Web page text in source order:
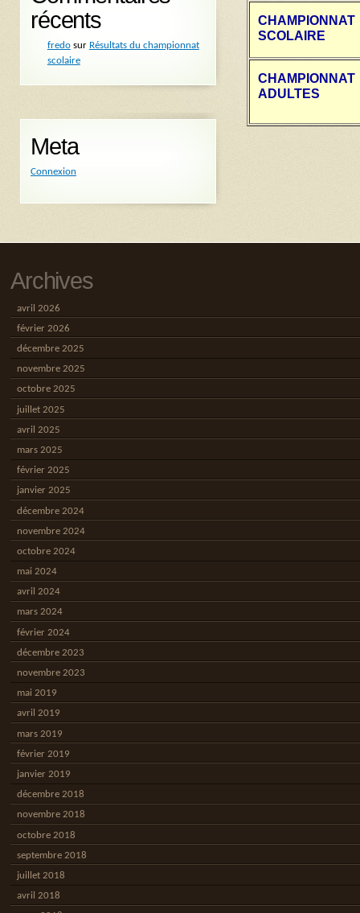
CHAMPIONNAT
SCOLAIRE
CHAMPIONNAT
ADULTES
récents
fredosur Résultats du championnat
scolaire
Meta
Connexion
Archives
avril 2026
février 2026
décembre 2025
novembre 2025
octobre 2025
juillet 2025
avril 2025
mars 2025
février 2025
janvier 2025
décembre 2024
novembre 2024
octobre 2024
mai 2024
avril 2024
mars 2024
février 2024
décembre 2023
novembre 2023
mai 2019
avril 2019
mars 2019
février 2019
janvier 2019
décembre 2018
novembre 2018
octobre 2018
septembre 2018
juillet 2018
avril 2018